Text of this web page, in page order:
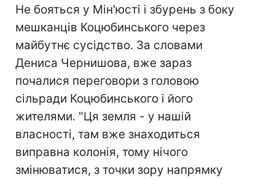
Не бояться у Мін'юсті і збурень з боку
мешканців Коцюбинського через
майбутнє сусідство. За словами
Дениса Чернишова, вже зараз
почалися переговори з головою
сільради Коцюбинського і його
жителями. "Ця земля - у нашій
власності, там вже знаходиться
виправна колонія, тому нічого
змінюватися, з точки зору напрямку